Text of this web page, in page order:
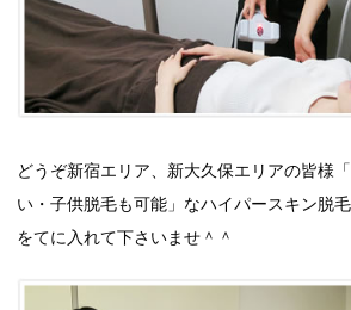
どうぞ新宿エリア、新大久保エリアの皆様
い・子供脱毛も可能」なハイパースキン脱
をてに入れて下さいませ＾＾